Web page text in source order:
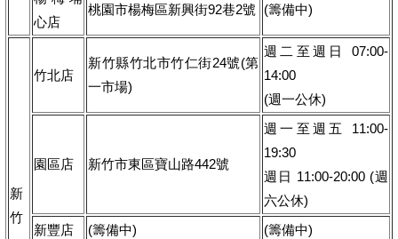
心店
桃園市楊梅區新興街92巷2號 (籌備中)
新
竹
竹北店
新竹縣竹北市竹仁街24號(第
一市場)
週二至週日 07:00-
14:00
(週一公休)
園區店 新竹市東區寶山路442號
週一至週五 11:00-
19:30
週日 11:00-20:00 (週
六公休)
新豐店
(籌備中) (籌備中)